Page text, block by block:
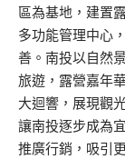
區為基地，建置
多功能管理中心
善。南投以自然
旅遊，露營嘉年
大迴響，展現觀
讓南投逐步成為
推廣行銷，吸引